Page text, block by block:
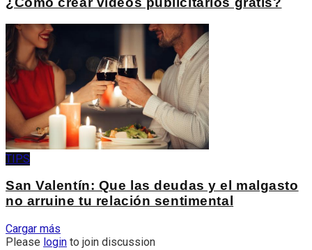
TIPS
San Valentín: Que las deudas y el malgasto
no arruine tu relación sentimental
Cargar más
Please login to join discussion